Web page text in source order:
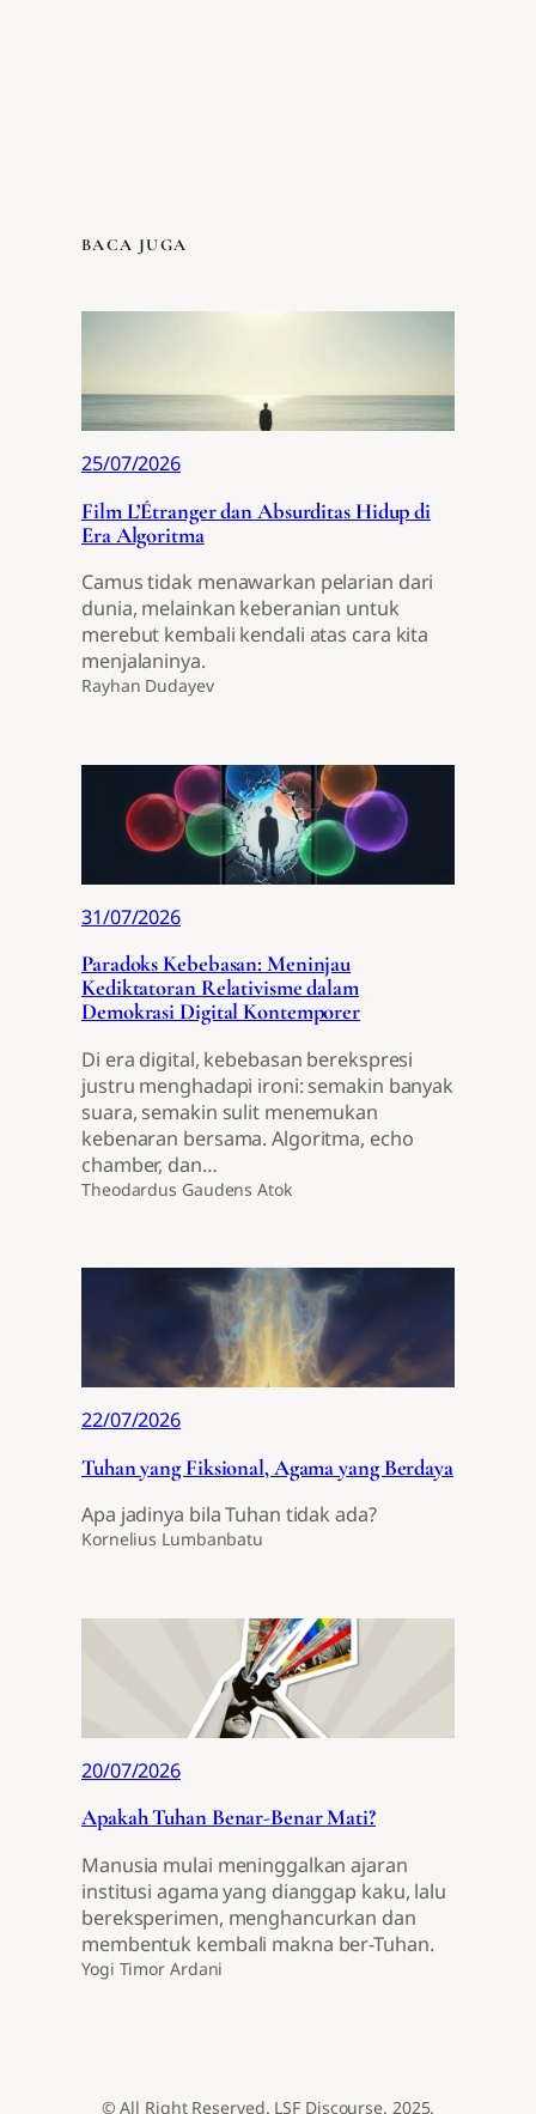
BACA JUGA
25/07/2026
Film L’Étranger dan Absurditas Hidup di
Era Algoritma
Camus tidak menawarkan pelarian dari
dunia, melainkan keberanian untuk
merebut kembali kendali atas cara kita
menjalaninya.
Rayhan Dudayev
31/07/2026
Paradoks Kebebasan: Meninjau
Kediktatoran Relativisme dalam
Demokrasi Digital Kontemporer
Di era digital, kebebasan berekspresi
justru menghadapi ironi: semakin banyak
suara, semakin sulit menemukan
kebenaran bersama. Algoritma, echo
chamber, dan…
Theodardus Gaudens Atok
22/07/2026
Tuhan yang Fiksional, Agama yang Berdaya
Apa jadinya bila Tuhan tidak ada?
Kornelius Lumbanbatu
20/07/2026
Apakah Tuhan Benar-Benar Mati?
Manusia mulai meninggalkan ajaran
institusi agama yang dianggap kaku, lalu
bereksperimen, menghancurkan dan
membentuk kembali makna ber-Tuhan.
Yogi Timor Ardani
© All Right Reserved. LSF Discourse. 2025.